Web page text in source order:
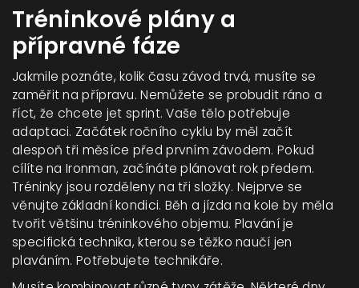
Tréninkové plány a
přípravné fáze
Jakmile poznáte, kolik času závod trvá, musíte se
zaměřit na přípravu. Nemůžete se probudit ráno a
říct, že chcete jet sprint. Vaše tělo potřebuje
adaptaci. Začátek ročního cyklu by měl začít
alespoň tři měsíce před prvním závodem. Pokud
cílíte na Ironman, začínáte plánovat rok předem.
Tréninky jsou rozděleny na tři složky. Nejprve se
věnujte základní kondici. Běh a jízda na kole by měla
tvořit většinu tréninkového objemu. Plavání je
specifická technika, kterou se těžko naučí jen
plaváním. Potřebujete technikáře.